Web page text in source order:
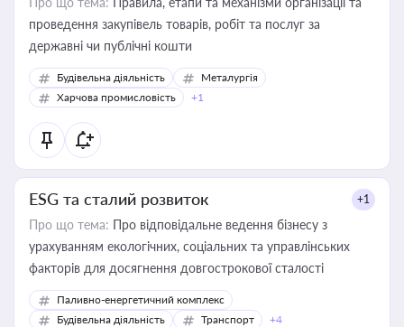
проведення закупівель товарів, робіт та послуг за
державні чи публічні кошти
Будівельна діяльність
Металургія
Харчова промисловість
+1
ESG та сталий розвиток +1
Про що тема: Про відповідальне ведення бізнесу з
урахуванням екологічних, соціальних та управлінських
факторів для досягнення довгострокової сталості
Паливно-енергетичний комплекс
Будівельна діяльність
Транспорт +4